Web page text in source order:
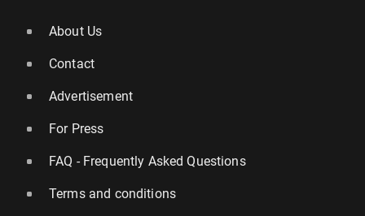
About Us
Contact
Advertisement
For Press
FAQ - Frequently Asked Questions
Terms and conditions